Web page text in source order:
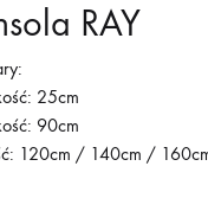
RAY
25cm
90cm
120cm / 140cm /